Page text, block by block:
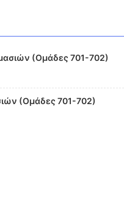
(Ομάδες 701-702)
(Ομάδες 701-702)